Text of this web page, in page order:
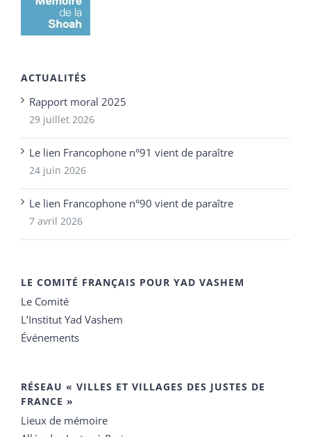
ACTUALITÉS
Rapport moral 2025
29 juillet 2026
Le lien Francophone n°91 vient de paraître
24 juin 2026
Le lien Francophone n°90 vient de paraître
7 avril 2026
LE COMITÉ FRANÇAIS POUR YAD VASHEM
Le Comité
L’Institut Yad Vashem
Événements
RÉSEAU « VILLES ET VILLAGES DES JUSTES DE
FRANCE »
Lieux de mémoire